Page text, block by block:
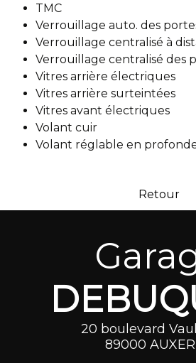
TMC
Verrouillage auto. des
Verrouillage centralisé à
Verrouillage centralisé des
Vitres arrière électriques
Vitres arrière surteintées
Vitres avant électriques
Volant cuir
Volant réglable en
Retour
20 boulevard
89000